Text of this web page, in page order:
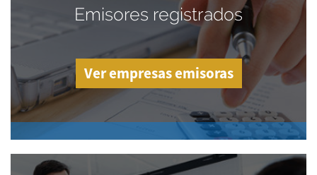
Emisores registrados
Ver empresas emisoras